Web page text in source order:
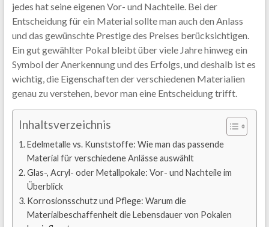
jedes hat seine eigenen Vor- und Nachteile. Bei der
Entscheidung für ein Material sollte man auch den Anlass
und das gewünschte Prestige des Preises berücksichtigen.
Ein gut gewählter Pokal bleibt über viele Jahre hinweg ein
Symbol der Anerkennung und des Erfolgs, und deshalb ist es
wichtig, die Eigenschaften der verschiedenen Materialien
genau zu verstehen, bevor man eine Entscheidung trifft.
Inhaltsverzeichnis
Edelmetalle vs. Kunststoffe: Wie man das passende
Material für verschiedene Anlässe auswählt
Glas-, Acryl- oder Metallpokale: Vor- und Nachteile im
Überblick
Korrosionsschutz und Pflege: Warum die
Materialbeschaffenheit die Lebensdauer von Pokalen